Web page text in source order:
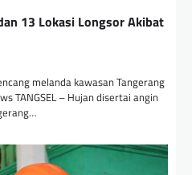
13 Lokasi Longsor Akibat
melanda kawasan Tangerang
TANGSEL – Hujan disertai angin